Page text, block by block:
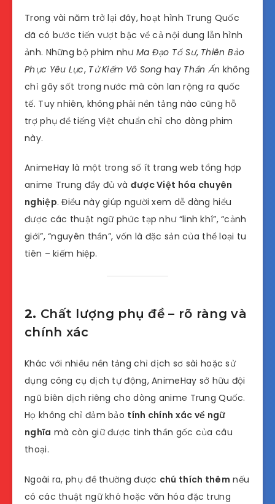
Trong vài năm trở lại đây, hoạt hình Trung Quốc
đã có bước tiến vượt bậc về cả nội dung lẫn hình
ảnh. Những bộ phim như Ma Đạo Tổ Sư, Thiên Bảo
Phục Yêu Lục, Tử Kiếm Vô Song hay Thần Ẩn không
chỉ gây sốt trong nước mà còn lan rộng ra quốc
tế. Tuy nhiên, không phải nền tảng nào cũng hỗ
trợ phụ đề tiếng Việt chuẩn chỉ cho dòng phim
này.
AnimeHay là một trong số ít trang web tổng hợp
anime Trung đầy đủ và được Việt hóa chuyên
nghiệp. Điều này giúp người xem dễ dàng hiểu
được các thuật ngữ phức tạp như “linh khí”, “cảnh
giới”, “nguyên thần”, vốn là đặc sản của thể loại tu
tiên – kiếm hiệp.
2. Chất lượng phụ đề – rõ ràng và
chính xác
Khác với nhiều nền tảng chỉ dịch sơ sài hoặc sử
dụng công cụ dịch tự động, AnimeHay sở hữu đội
ngũ biên dịch riêng cho dòng anime Trung Quốc.
Họ không chỉ đảm bảo tính chính xác về ngữ
nghĩa mà còn giữ được tinh thần gốc của câu
thoại.
Ngoài ra, phụ đề thường được chú thích thêm nếu
có các thuật ngữ khó hoặc văn hóa đặc trưng